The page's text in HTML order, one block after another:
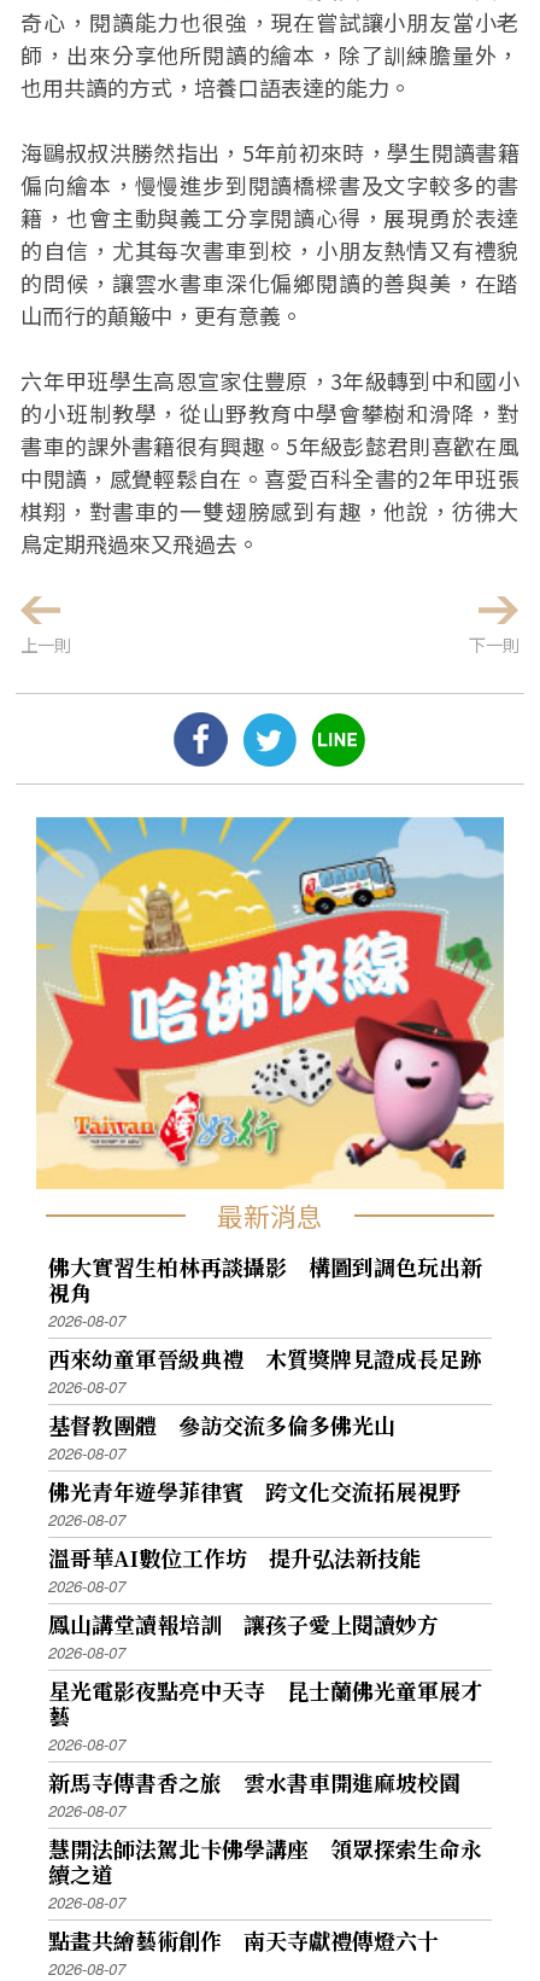
奇心，閱讀能力也很強，現在嘗試讓小朋友當小老
師，出來分享他所閱讀的繪本，除了訓練膽量外，
也用共讀的方式，培養口語表達的能力。
海鷗叔叔洪勝然指出，5年前初來時，學生閱讀書籍
偏向繪本，慢慢進步到閱讀橋樑書及文字較多的書
籍，也會主動與義工分享閱讀心得，展現勇於表達
的自信，尤其每次書車到校，小朋友熱情又有禮貌
的問候，讓雲水書車深化偏鄉閱讀的善與美，在踏
山而行的顛簸中，更有意義。
六年甲班學生高恩宣家住豐原，3年級轉到中和國小
的小班制教學，從山野教育中學會攀樹和滑降，對
書車的課外書籍很有興趣。5年級彭懿君則喜歡在風
中閱讀，感覺輕鬆自在。喜愛百科全書的2年甲班張
棋翔，對書車的一雙翅膀感到有趣，他說，彷彿大
鳥定期飛過來又飛過去。
上一則 下一則
最新消息
佛大實習生柏林再談攝影 構圖到調色玩出新
視角
2026-08-07
西來幼童軍晉級典禮 木質獎牌見證成長足跡
2026-08-07
基督教團體 參訪交流多倫多佛光山
2026-08-07
佛光青年遊學菲律賓 跨文化交流拓展視野
2026-08-07
溫哥華AI數位工作坊 提升弘法新技能
2026-08-07
鳳山講堂讀報培訓 讓孩子愛上閱讀妙方
2026-08-07
星光電影夜點亮中天寺 昆士蘭佛光童軍展才
藝
2026-08-07
新馬寺傳書香之旅 雲水書車開進麻坡校園
2026-08-07
慧開法師法駕北卡佛學講座 領眾探索生命永
續之道
2026-08-07
點畫共繪藝術創作 南天寺獻禮傳燈六十
2026-08-07